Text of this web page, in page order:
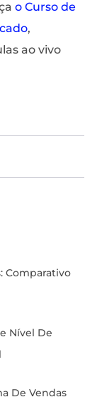
o Curso de
,
ao vivo
Comparativo
Nível De
De Vendas